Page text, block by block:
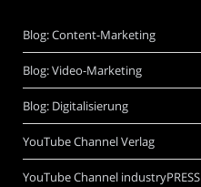
Blog: Content-Marketing
Blog: Video-Marketing
Blog: Digitalisierung
YouTube Channel Verlag
YouTube Channel industryPRESS